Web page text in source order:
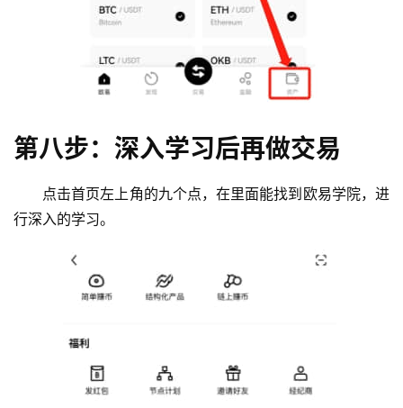
第八步：深入学习后再做交易
点击首页左上角的九个点，在里面能找到欧易学院，进
行深入的学习。